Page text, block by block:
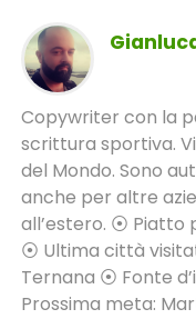
Copywriter con la
scrittura sportiva.
del Mondo. Sono
anche per altre
all’estero. ⦿ Piatto
⦿ Ultima città
Ternana ⦿ Fonte
Prossima meta: